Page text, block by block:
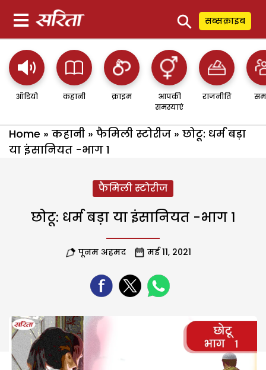
⚲ सब्सक्राइब
ऑडियो कहानी क्राइम
आपकी
समस्याएं
राजनीति
Home » कहानी » फैमिली स्टोरीज » छोटू: धर्म बड़ा
या इंसानियत -भाग 1
फैमिली स्टोरीज
छोटू: धर्म बड़ा या इंसानियत -भाग 1
पूनम अहमद मई 11, 2021